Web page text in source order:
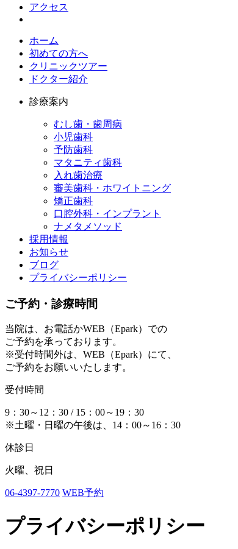
アクセス
ホーム
初めての方へ
クリニックツアー
ドクター紹介
診療案内
むし歯・歯周病
小児歯科​
予防歯科​
マタニティ歯科​
入れ歯治療​
審美歯科・ホワイトニング​
矯正歯科​
口腔外科・インプラント​
ナメタメソッド
採用情報​
お知らせ​
ブログ​
プライバシーポリシー​
ご予約・診療時間
当院は、お電話かWEB（Epark）での
ご予約を承っております。
※受付時間外は、WEB（Epark）にて、
ご予約をお願いいたします。
受付時間
9：30～12：30 / 15：00～19：30
※土曜・日曜の午後は、14：00～16：30
休診日
火曜、祝日
06-4397-7770 WEB予約
プライバシーポリシー